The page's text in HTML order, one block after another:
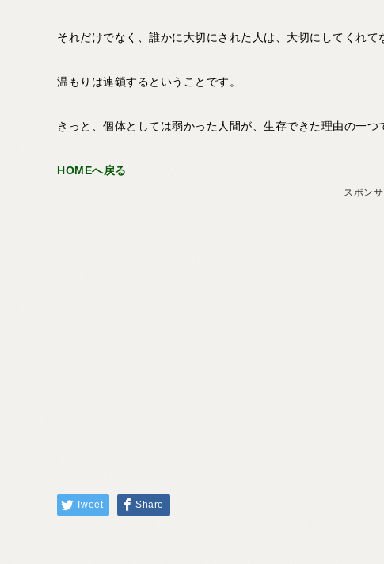
それだけでなく、誰かに大切にされた人は、大切にしてくれ
温もりは連鎖するということです。
きっと、個体としては弱かった人間が、生存できた理由の一つ
HOMEへ戻る
スポン
Tweet Share